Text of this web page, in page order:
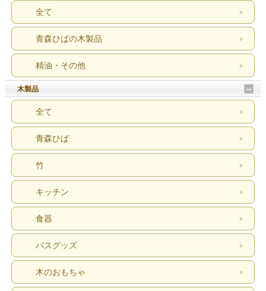
全て
青森ひばの木製品
精油・その他
木製品
全て
青森ひば
竹
キッチン
食器
バスグッズ
木のおもちゃ